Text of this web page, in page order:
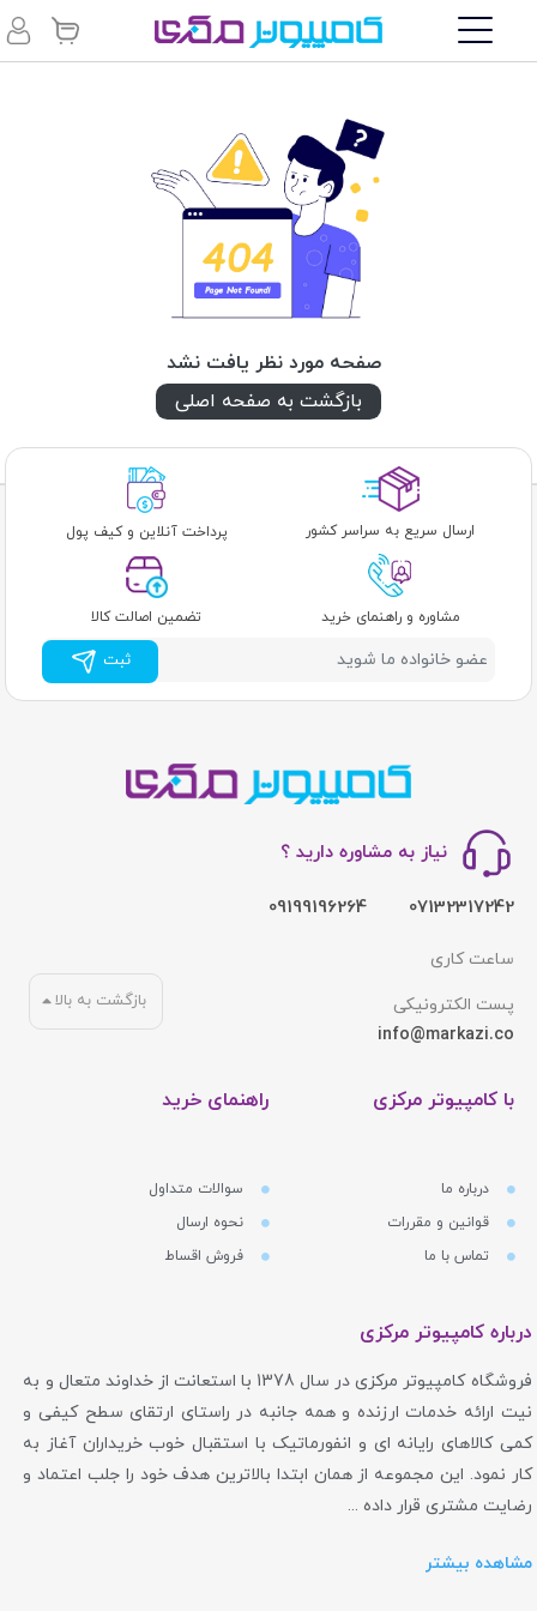
صفحه مورد نظر یافت نشد
بازگشت به صفحه اصلی
ارسال سریع به سراسر کشور پرداخت آنلاین و کیف پول
مشاوره و راهنمای خرید تضمین اصالت کالا
ثبت
نیاز به مشاوره دارید ؟
07132317242
09199196264
ساعت کاری
پست الکترونیکی
info@markazi.co
با کامپیوتر مرکزی
درباره ما
قوانین و مقررات
تماس با ما
راهنمای خرید
سوالات متداول
نحوه ارسال
فروش اقساط
بازگشت به بالا
درباره کامپیوتر مرکزی
فروشگاه کامپیوتر مرکزی در سال 1378 با استعانت از خداوند متعال و به
نیت ارائه خدمات ارزنده و همه جانبه در راستای ارتقای سطح کیفی و
کمی کالاهای رایانه ای و انفورماتیک با استقبال خوب خریداران آغاز به
کار نمود. این مجموعه از همان ابتدا بالاترین هدف خود را جلب اعتماد و
رضایت مشتری قرار داده ...
مشاهده بیشتر